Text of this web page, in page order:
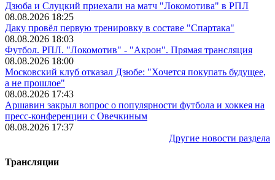
Дзюба и Слуцкий приехали на матч "Локомотива" в РПЛ
08.08.2026 18:25
Даку провёл первую тренировку в составе "Спартака"
08.08.2026 18:03
Футбол. РПЛ. "Локомотив" - "Акрон". Прямая трансляция
08.08.2026 18:00
Московский клуб отказал Дзюбе: "Хочется покупать будущее,
а не прошлое"
08.08.2026 17:43
Аршавин закрыл вопрос о популярности футбола и хоккея на
пресс-конференции с Овечкиным
08.08.2026 17:37
Другие новости раздела
Трансляции